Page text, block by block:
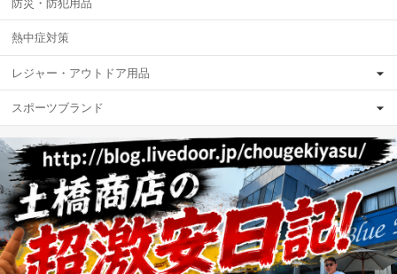
防災・防犯用品
熱中症対策
レジャー・アウトドア用品
スポーツブランド